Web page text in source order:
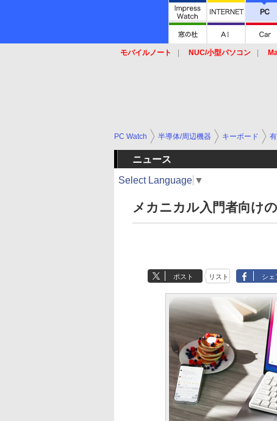
モバイルノート NUC/小型パソコン
PC Watch 半導体/周辺機器 キーボード
ニュース
Select Language ▼
メカニカル入門者向け
ポスト リスト シェ